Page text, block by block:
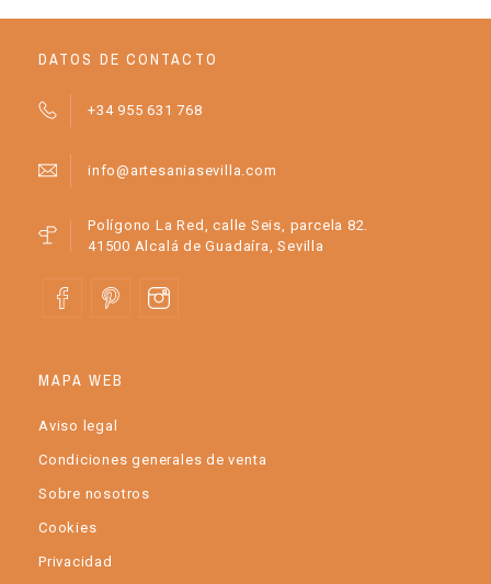
DATOS DE CONTACTO
+34 955 631 768
info@artesaniasevilla.com
Polígono La Red, calle Seis, parcela 82.
41500 Alcalá de Guadaíra, Sevilla
MAPA WEB
Aviso legal
Condiciones generales de venta
Sobre nosotros
Cookies
Privacidad